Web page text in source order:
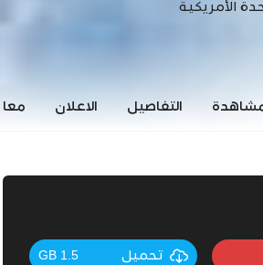
الأمريكية
التفاصيل الاعلان
تحميل 1.5 GB